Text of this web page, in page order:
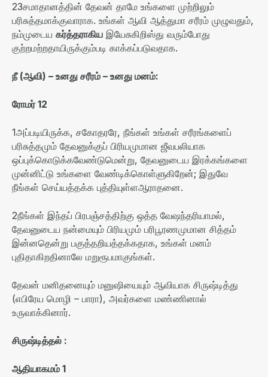
23சமாதானத்தின் தேவன் தாமே உங்களை முற்றிலும்
பரிசுத்தமாக்குவாராக. உங்கள் ஆவி ஆத்துமா சரீரம் முழுவதும்,
நம்முடைய கர்த்தராகிய இயேசுகிறிஸ்து வரும்போது
குற்றமற்றதாயிருக்கும்படி காக்கப்படுவதாக.
நீ(ஆவி) – உனது சரீரம் – உனது மனம்:
ரோமர்12
1அப்படியிருக்க, சகோதரரே, நீங்கள் உங்கள் சரீரங்களைப்
பரிசுத்தமும் தேவனுக்குப் பிரியமுமான ஜீவபலியாக
ஒப்புக்கொடுக்கவேண்டுமென்று, தேவனுடைய இரக்கங்களை
முன்னிட்டு உங்களை வேண்டிக்கொள்ளுகிறேன்; இதுவே
நீங்கள் செய்யத்தக்க புத்தியுள்ளஆராதனை.
2நீங்கள் இந்தப் பிரபஞ்சத்திற்கு ஒத்த வேஷந்தரியாமல்,
தேவனுடைய நன்மையும் பிரியமும் பரிபூரணமுமான சித்தம்
இன்னதென்று பகுத்தறியத்தக்கதாக, உங்கள் மனம்
புதிதாகிறதினாலே மறுரூபமாகுங்கள்.
தேவன் மனிதனையும் மனுஷியையும் ஆவியாக சிருஷ்டித்து
(எபிரேய மொழி – பாரா), அவர்களை மண்ணினால்
உருவாக்கினார்.
சிருஷ்டித்தல் :
ஆதியாகமம் 1